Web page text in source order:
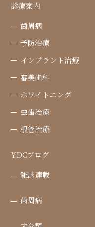
診療案内
歯周病
予防治療
インプラント治療
審美歯科
ホワイトニング
虫歯治療
根管治療
YDCブログ
雑誌連載
歯周病